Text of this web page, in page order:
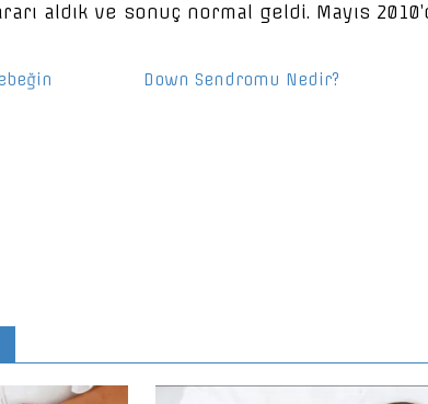
aldık ve sonuç normal geldi. Mayıs
Down Sendromu Nedir?